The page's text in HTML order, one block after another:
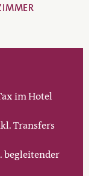
im Hotel
Transfers
begleitender